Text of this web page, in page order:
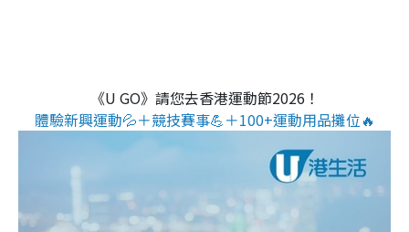
《U GO》請您去香港運動節2026！
體驗新興運動💦＋競技賽事💪＋100+運動用品攤位🔥